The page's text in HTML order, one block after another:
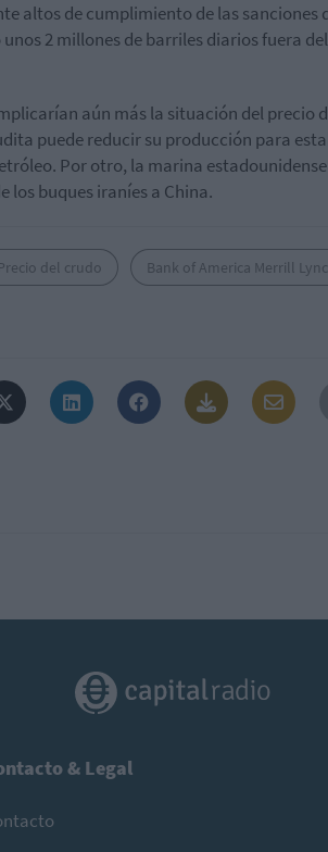
altos de cumplimiento de las sanciones
2 millones de barriles diarios fuera
aún más la situación del precio
puede reducir su producción para
Por otro, la marina
los buques iraníes a China.
Precio del crudo Bank of America Merrill
& Legal